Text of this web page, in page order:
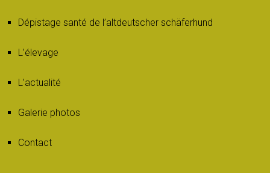
Dépistage santé de l’altdeutscher schäferhund
L’élevage
L’actualité
Galerie photos
Contact